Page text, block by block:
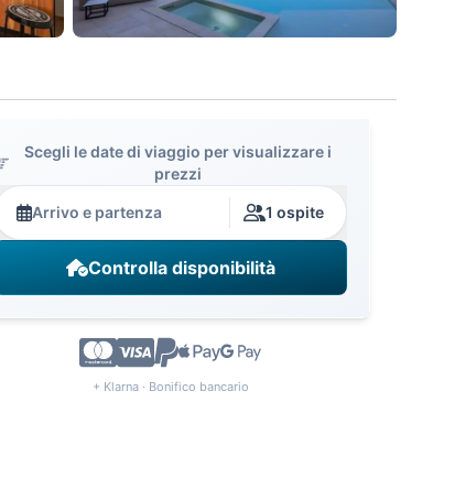
Scegli le date di viaggio per visualizzare i
prezzi
Arrivo e partenza 1 ospite
Controlla disponibilità
+ Klarna · Bonifico bancario